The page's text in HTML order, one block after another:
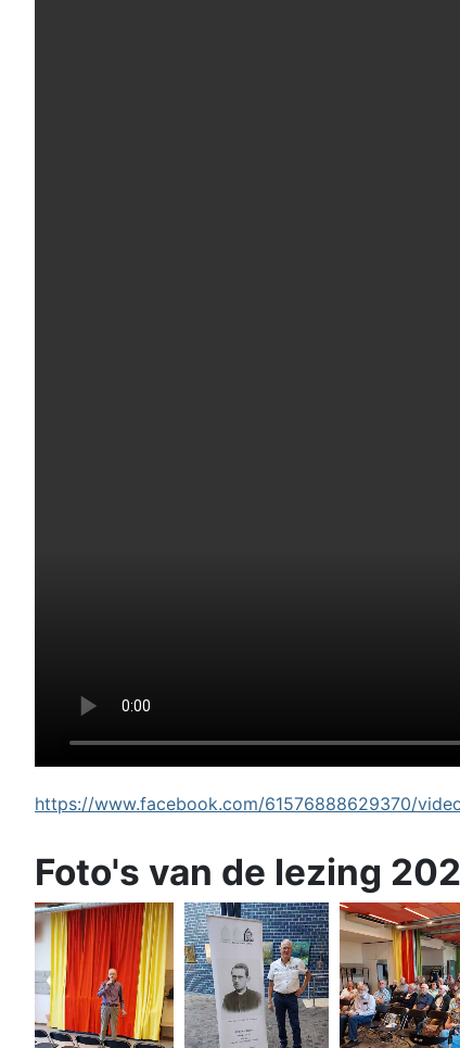
https://www.facebook.com/61576888629370/
Foto's van de lezing